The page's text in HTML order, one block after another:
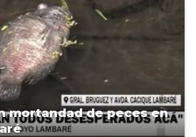
mortandad de peces en